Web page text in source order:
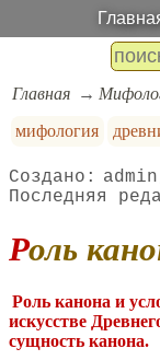
Главная
мифология
admin
Роль
Роль канона и
искусстве
сущность канона.